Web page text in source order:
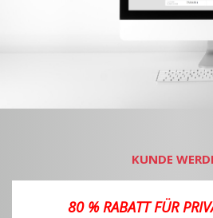
KUNDE
80 % RABATT FÜR